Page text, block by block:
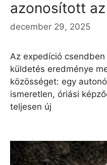
azonosított
december 29, 2025
Az expedíció
küldetés eredménye
közösséget: egy
ismeretlen, óriási
teljesen új